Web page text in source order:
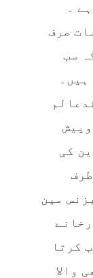
۔
صرف
سب
ہیں۔
کی
مین
کرتا
والا